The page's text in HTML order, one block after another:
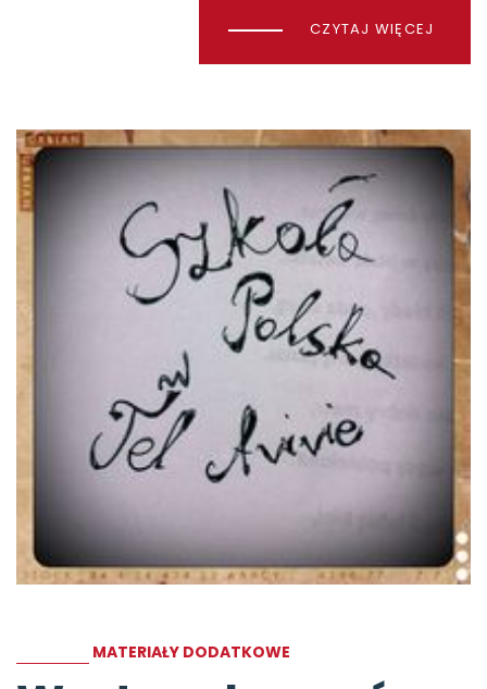
CZYTAJ WIĘCEJ
MATERIAŁY DODATKOWE